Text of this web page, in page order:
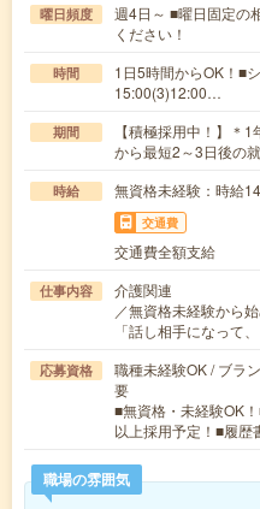
曜日頻度
週4日～ ■曜日固定の
ください！
時間
1日5時間からOK！■
15:00(3)12:00…
期間
【積極採用中！】＊
から最短2～3日後の
時給 無資格未経験：時給
交通費
交通費全額支給
仕事内容
介護関連
／無資格未経験から
「話し相手になって
応募資格
職種未経験OK / ブラ
要
■無資格・未経験OK
以上採用予定！■履
職場の雰囲気